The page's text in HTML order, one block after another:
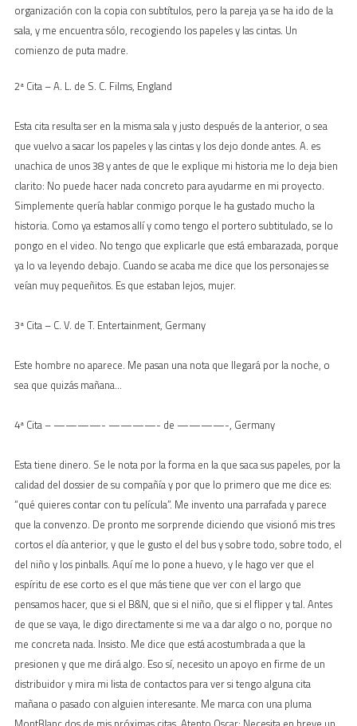
organización con la copia con subtítulos, pero la pareja ya se ha ido de la
sala, y me encuentra sólo, recogiendo los papeles y las cintas. Un
comienzo de puta madre.
2ª Cita – A. L. de S. C. Films, England
Esta cita resulta ser en la misma sala y justo después de la anterior, o sea
que vuelvo a sacar los papeles y las cintas y los dejo donde antes. A. es
unachica de unos 38 y antes de que le explique mi historia me lo deja bien
clarito: No puede hacer nada concreto para ayudarme en mi proyecto.
Simplemente quería hablar conmigo porque le ha gustado mucho la
historia. Como ya estamos allí y como tengo el portero subtitulado, se lo
pongo en el video. No tengo que explicarle que está embarazada, porque
ya lo va leyendo debajo. Cuando se acaba me dice que los personajes se
veían muy pequeñitos. Es que estaban lejos, mujer.
3ª Cita – C. V. de T. Entertainment, Germany
Este hombre no aparece. Me pasan una nota que llegará por la noche, o
sea que quizás mañana…
4ª Cita – ————- ————- de ————-, Germany
Esta tiene dinero. Se le nota por la forma en la que saca sus papeles, por la
calidad del dossier de su compañía y por que lo primero que me dice es:
“qué quieres contar con tu película”. Me invento una parrafada y parece
que la convenzo. De pronto me sorprende diciendo que visionó mis tres
cortos el día anterior, y que le gusto el del bus y sobre todo, sobre todo, el
del niño y los pinballs. Aquí me lo pone a huevo, y le hago ver que el
espíritu de ese corto es el que más tiene que ver con el largo que
pensamos hacer, que si el B&N, que si el niño, que si el flipper y tal. Antes
de que se vaya, le digo directamente si me va a dar algo o no, porque no
me concreta nada. Insisto. Me dice que está acostumbrada a que la
presionen y que me dirá algo. Eso sí, necesito un apoyo en firme de un
distribuidor y mira mi lista de contactos para ver si tengo alguna cita
mañana o pasado con alguien interesante. Me marca con una pluma